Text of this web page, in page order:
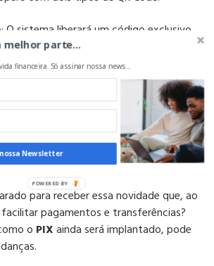
: O sistema liberará um código exclusivo
e permitirá que a gente inclua
da identificação do recebedor. Dessa
impedir desvios de dinheiro, por exemplo.
liberará um único
diversas operações. Por meio dele, as
ser realizadas com valor fixo ou
para receber essa novidade que, ao
pagamentos e transferências?
o PIXainda será implantado, pode
melhor parte...
financeira. Só assinar nossa news...
Newsletter